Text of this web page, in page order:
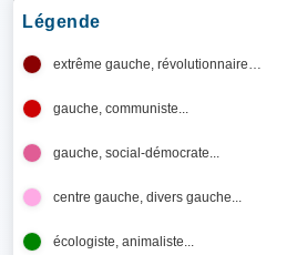
Légende
extrême gauche, révolutionnaire…
gauche, communiste...
gauche, social-démocrate...
centre gauche, divers gauche...
écologiste, animaliste...